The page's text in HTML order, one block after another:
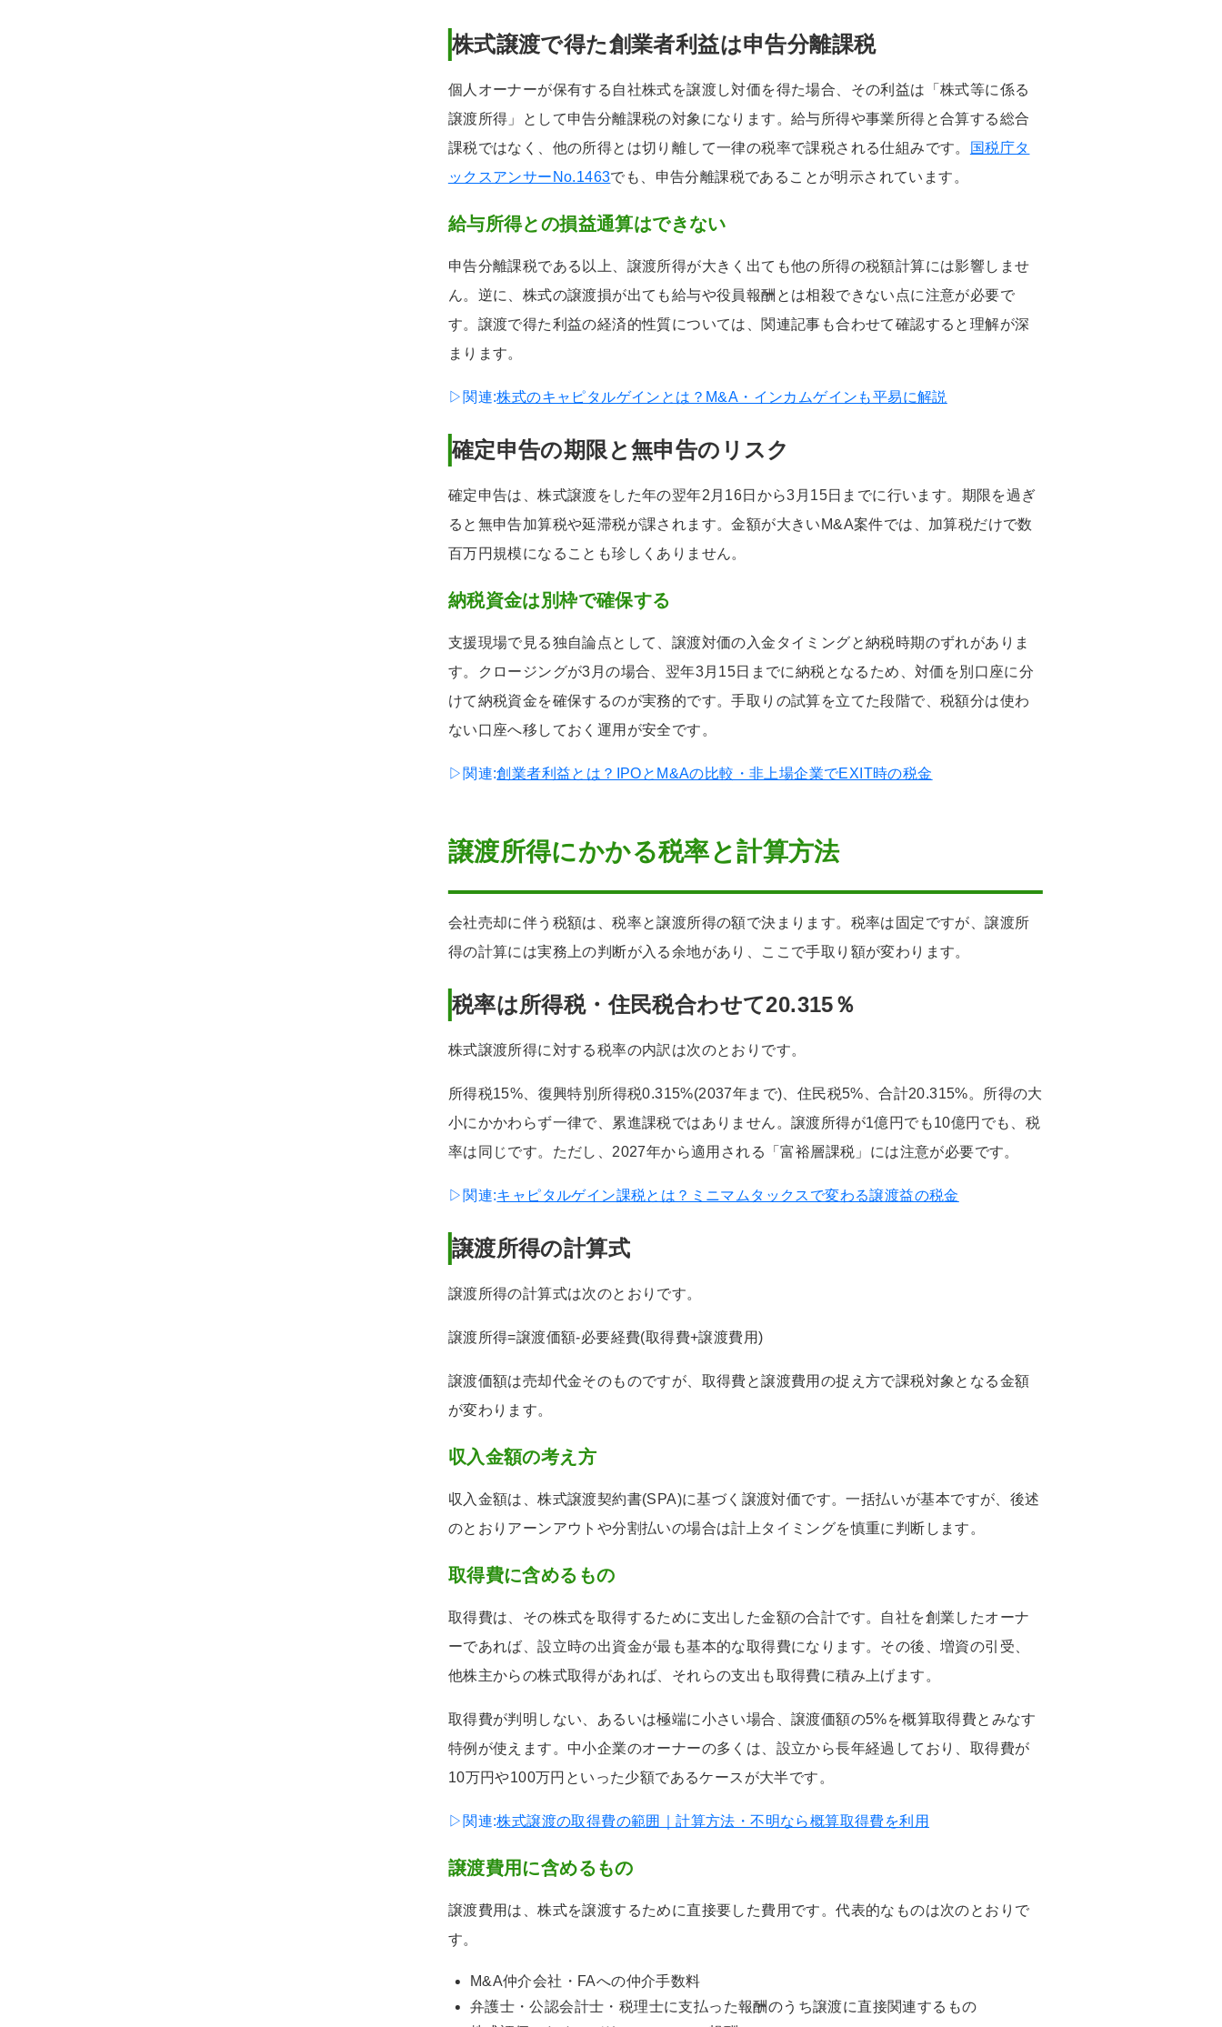
株式譲渡で得た創業者利益は申告分離課税
個人オーナーが保有する自社株式を譲渡し対価を得た場合、その利益は「株式等に係る
譲渡所得」として申告分離課税の対象になります。給与所得や事業所得と合算する総合
課税ではなく、他の所得とは切り離して一律の税率で課税される仕組みです。
国税庁タ
ックスアンサーNo.1463でも、申告分離課税であることが明示されています。
給与所得との損益通算はできない
申告分離課税である以上、譲渡所得が大きく出ても他の所得の税額計算には影響しませ
ん。逆に、株式の譲渡損が出ても給与や役員報酬とは相殺できない点に注意が必要で
す。譲渡で得た利益の経済的性質については、関連記事も合わせて確認すると理解が深
まります。
▷関連:株式のキャピタルゲインとは？M&A・インカムゲインも平易に解説
確定申告の期限と無申告のリスク
確定申告は、株式譲渡をした年の翌年2月16日から3月15日までに行います。期限を過ぎ
ると無申告加算税や延滞税が課されます。金額が大きいM&A案件では、加算税だけで数
百万円規模になることも珍しくありません。
納税資金は別枠で確保する
支援現場で見る独自論点として、譲渡対価の入金タイミングと納税時期のずれがありま
す。クロージングが3月の場合、翌年3月15日までに納税となるため、対価を別口座に分
けて納税資金を確保するのが実務的です。手取りの試算を立てた段階で、税額分は使わ
ない口座へ移しておく運用が安全です。
▷関連:創業者利益とは？IPOとM&Aの比較・非上場企業でEXIT時の税金
譲渡所得にかかる税率と計算方法
会社売却に伴う税額は、税率と譲渡所得の額で決まります。税率は固定ですが、譲渡所
得の計算には実務上の判断が入る余地があり、ここで手取り額が変わります。
税率は所得税・住民税合わせて20.315％
株式譲渡所得に対する税率の内訳は次のとおりです。
所得税15%、復興特別所得税0.315%(2037年まで)、住民税5%、合計20.315%。所得の大
小にかかわらず一律で、累進課税ではありません。譲渡所得が1億円でも10億円でも、税
率は同じです。ただし、2027年から適用される「富裕層課税」には注意が必要です。
▷関連:キャピタルゲイン課税とは？ミニマムタックスで変わる譲渡益の税金
譲渡所得の計算式
譲渡所得の計算式は次のとおりです。
譲渡所得=譲渡価額-必要経費(取得費+譲渡費用)
譲渡価額は売却代金そのものですが、取得費と譲渡費用の捉え方で課税対象となる金額
が変わります。
収入金額の考え方
収入金額は、株式譲渡契約書(SPA)に基づく譲渡対価です。一括払いが基本ですが、後述
のとおりアーンアウトや分割払いの場合は計上タイミングを慎重に判断します。
取得費に含めるもの
取得費は、その株式を取得するために支出した金額の合計です。自社を創業したオーナ
ーであれば、設立時の出資金が最も基本的な取得費になります。その後、増資の引受、
他株主からの株式取得があれば、それらの支出も取得費に積み上げます。
取得費が判明しない、あるいは極端に小さい場合、譲渡価額の5%を概算取得費とみなす
特例が使えます。中小企業のオーナーの多くは、設立から長年経過しており、取得費が
10万円や100万円といった少額であるケースが大半です。
▷関連:株式譲渡の取得費の範囲｜計算方法・不明なら概算取得費を利用
譲渡費用に含めるもの
譲渡費用は、株式を譲渡するために直接要した費用です。代表的なものは次のとおりで
す。
M&A仲介会社・FAへの仲介手数料
弁護士・公認会計士・税理士に支払った報酬のうち譲渡に直接関連するもの